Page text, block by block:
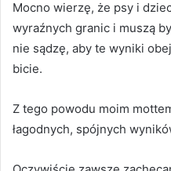
Mocno wierzę, że psy i
wyraźnych granic i muszą
nie sądzę, aby te wyniki
bicie.
Z tego powodu moim
łagodnych, spójnych